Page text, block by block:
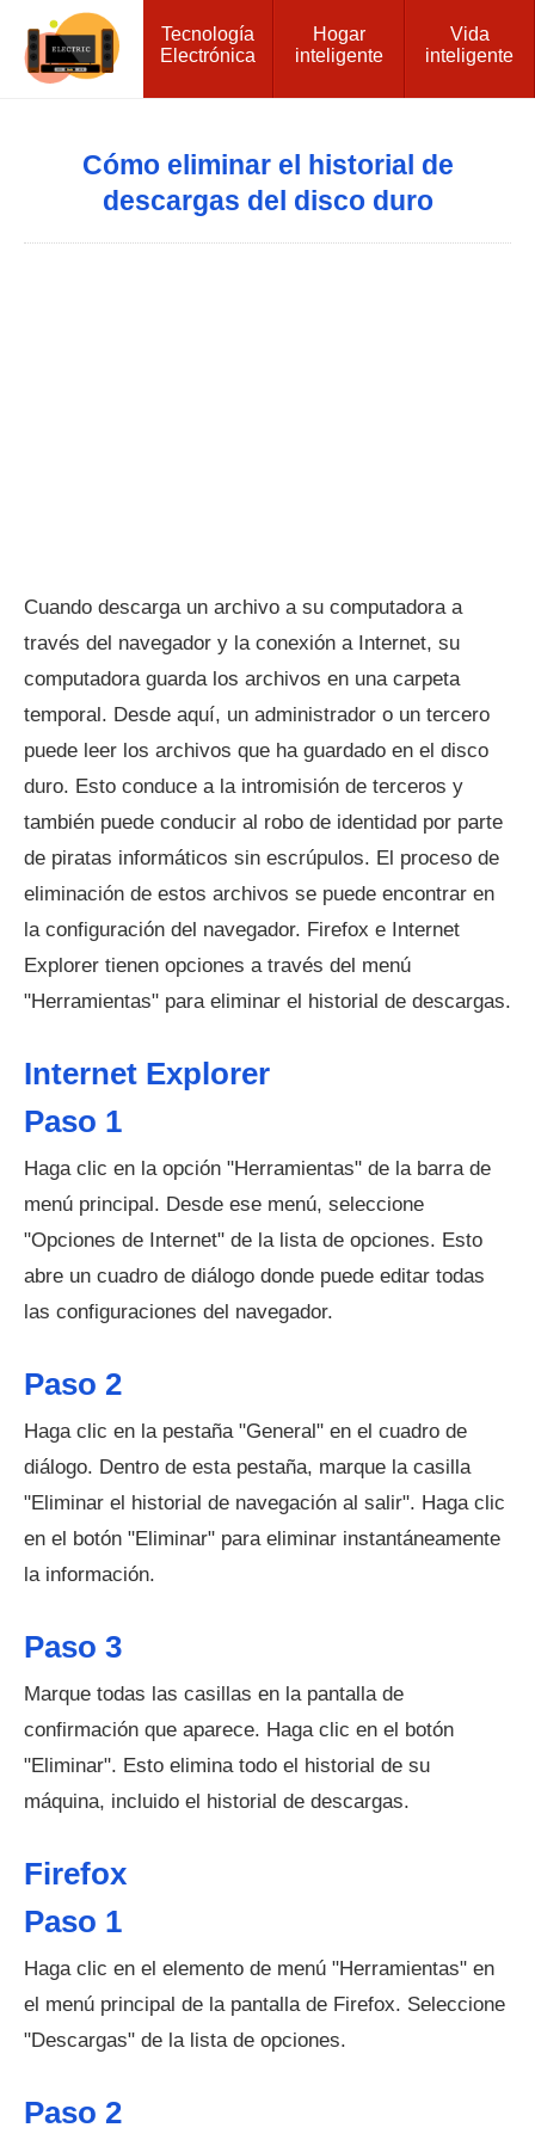
Tecnología
Electrónica
Hogar
inteligente
Vida
inteligente
Cómo eliminar el historial de
descargas del disco duro
Cuando descarga un archivo a su computadora a
través del navegador y la conexión a Internet, su
computadora guarda los archivos en una carpeta
temporal. Desde aquí, un administrador o un tercero
puede leer los archivos que ha guardado en el disco
duro. Esto conduce a la intromisión de terceros y
también puede conducir al robo de identidad por parte
de piratas informáticos sin escrúpulos. El proceso de
eliminación de estos archivos se puede encontrar en
la configuración del navegador. Firefox e Internet
Explorer tienen opciones a través del menú
"Herramientas" para eliminar el historial de descargas.
Internet Explorer
Paso 1
Haga clic en la opción "Herramientas" de la barra de
menú principal. Desde ese menú, seleccione
"Opciones de Internet" de la lista de opciones. Esto
abre un cuadro de diálogo donde puede editar todas
las configuraciones del navegador.
Paso 2
Haga clic en la pestaña "General" en el cuadro de
diálogo. Dentro de esta pestaña, marque la casilla
"Eliminar el historial de navegación al salir". Haga clic
en el botón "Eliminar" para eliminar instantáneamente
la información.
Paso 3
Marque todas las casillas en la pantalla de
confirmación que aparece. Haga clic en el botón
"Eliminar". Esto elimina todo el historial de su
máquina, incluido el historial de descargas.
Firefox
Paso 1
Haga clic en el elemento de menú "Herramientas" en
el menú principal de la pantalla de Firefox. Seleccione
"Descargas" de la lista de opciones.
Paso 2